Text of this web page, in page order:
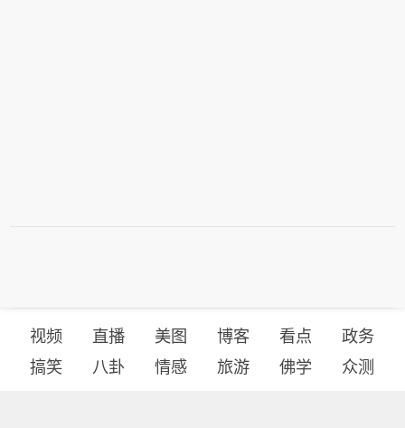
视频 直播 美图 博客 看点
政务
搞笑
八卦 情感 旅游 佛学 众测